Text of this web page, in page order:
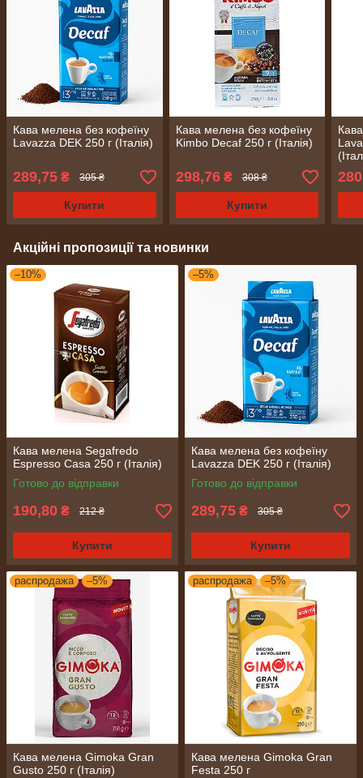
Кава мелена без кофеїну
Lavazza DEK 250 г (Італія)
289,75 ₴ 305 ₴
Купити
Кава мелена без кофеїну
Kimbo Decaf 250 г (Італія)
298,76₴ 308 ₴
Купити
Акційні пропозиції та новинки
–10%
Кава мелена Segafredo
Espresso Casa 250 г (Італія)
Готово до відправки
190,80 ₴ 212 ₴
Купити
–5%
Кава мелена без кофеїну
Lavazza DEK 250 г (Італія)
Готово до відправки
289,75 ₴ 305 ₴
Купити
распродажа –5%
Кава мелена Gimoka Gran
Gusto 250 г (Італія)
распродажа –5%
Кава мелена Gimoka Gran
Festa 250 г